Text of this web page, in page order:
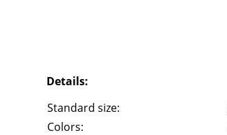
Details:
Standard size:
Colors: